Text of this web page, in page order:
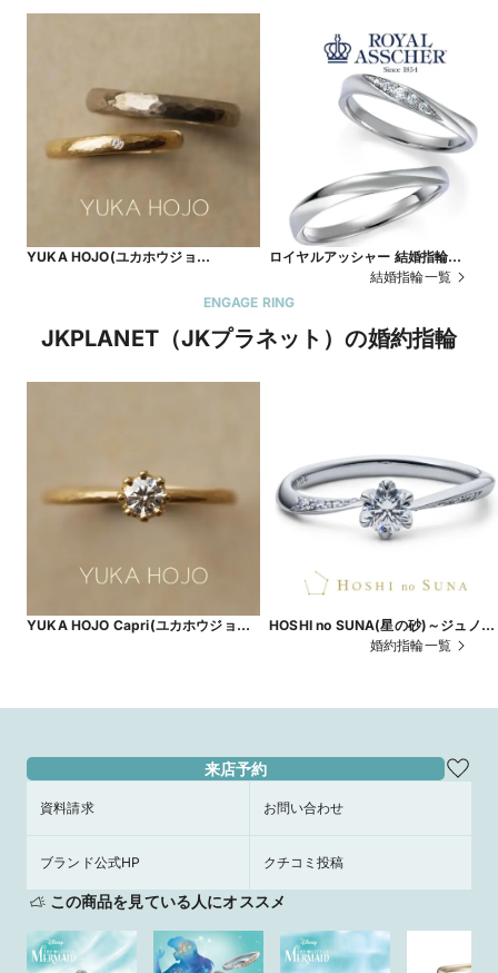
YUKA HOJO(ユカホウジョ
座・表参道原宿・上野御徒町・横浜元
四条烏丸・福岡天神・熊本・宮崎・鹿
ロイヤルアッシャー 結婚指輪
WRA027/WRB037【鍛造製法】
結婚指輪一覧
ENGAGE RING
JKPLANET（JKプラネット）の婚約指輪
YUKA HOJO Capri(ユカホウジョウ
岡天神・熊本・宮崎・鹿児島】
HOSHI no SUNA(星の砂)～ジュノー
～ 婚約指輪【JKPLANET銀座・銀座
京都四条烏丸・福岡天神・熊本】
婚約指輪一覧
来店予約
資料請求 お問い合わせ
ブランド公式HP クチコミ投稿
この商品を見ている人にオススメ